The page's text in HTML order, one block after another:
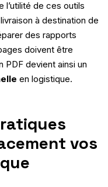
l’utilité de ces outils
à destination de
des rapports
doivent être
PDF devient ainsi un
en logistique.
vos